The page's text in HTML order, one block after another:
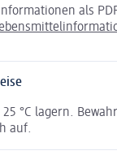
als
°C lagern.
auf.